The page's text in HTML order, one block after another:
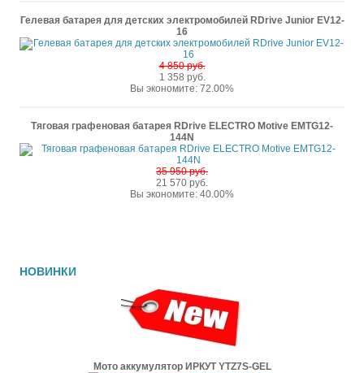
Гелевая батарея для детских электромобилей RDrive Junior EV12-
16
4 850 руб.
1 358 руб.
Вы экономите: 72.00%
Тяговая графеновая батарея RDrive ELECTRO Motive EMTG12-
144N
35 950 руб.
21 570 руб.
Вы экономите: 40.00%
НОВИНКИ
Мото аккумулятор ИРКУТ YTZ7S-GEL